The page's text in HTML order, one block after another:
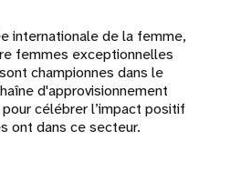
internationale de la femme,
femmes exceptionnelles
championnes dans le
d'approvisionnement
célébrer l’impact positif
ont dans ce secteur.